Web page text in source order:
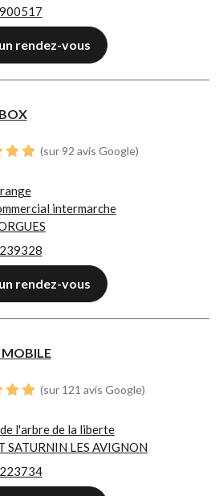
rendez-vous
(sur 92 avis Google)
intermarche
rendez-vous
(sur 121 avis Google)
l'arbre de la liberte
SATURNIN LES AVIGNON